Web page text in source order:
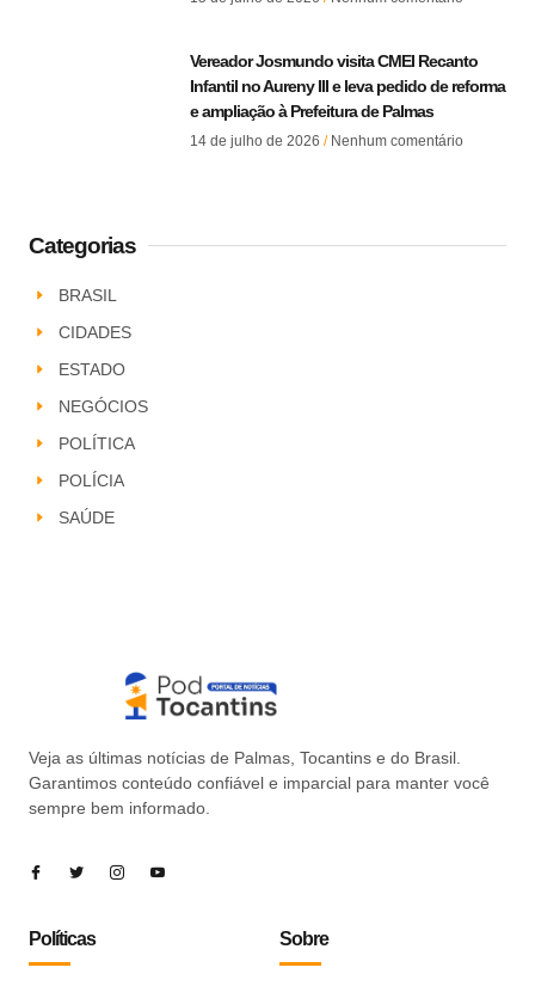
Vereador Josmundo visita CMEI Recanto
Infantil no Aureny III e leva pedido de reforma
e ampliação à Prefeitura de Palmas
14 de julho de 2026 Nenhum comentário
Categorias
BRASIL
CIDADES
ESTADO
NEGÓCIOS
POLÍTICA
POLÍCIA
SAÚDE
Veja as últimas notícias de Palmas, Tocantins e do Brasil.
Garantimos conteúdo confiável e imparcial para manter você
sempre bem informado.
Políticas Sobre